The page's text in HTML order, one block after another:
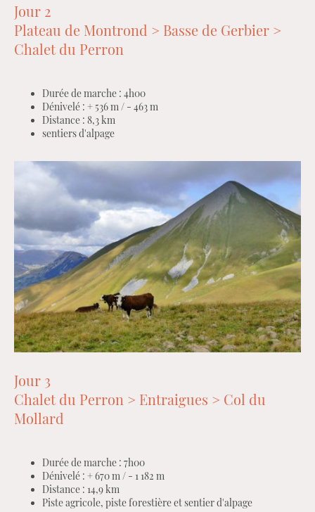
Jour 2
Plateau de Montrond > Basse de Gerbier >
Chalet du Perron
Durée de marche : 4h00
Dénivelé : + 536 m / - 463 m
Distance : 8,3 km
sentiers d'alpage
Jour 3
Chalet du Perron > Entraigues > Col du
Mollard
Durée de marche : 7h00
Dénivelé : + 670 m / - 1 182 m
Distance : 14,9 km
Piste agricole, piste forestière et sentier d'alpage